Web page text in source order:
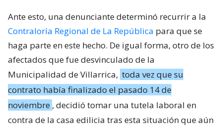
Ante esto, una denunciante determinó recurrir a la
Contraloría Regional de La República para que se
haga parte en este hecho. De igual forma, otro de los
afectados que fue desvinculado de la
Municipalidad de Villarrica, toda vez que su
contrato había finalizado el pasado 14 de
noviembre , decidió tomar una tutela laboral en
contra de la casa edilicia tras esta situación que aún